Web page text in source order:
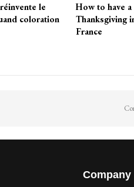
le
coloration
How to have
Thanksgiving
France
Company